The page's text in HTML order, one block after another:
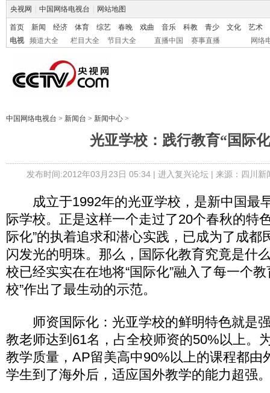
央视网 中国网络电视台 网站地图
首页 新闻 经济 体育 综艺 春晚 戏曲 音乐 科教 青少 文化
艺术
电视
频道大全 栏目大全 节目大全 直播中国 赛事直播 网络
中国网络电视台 > 新闻台 > 新闻中心 >
光亚学校：践行教育“国际
发布时间:2012年03月23日 05:34 | 进入复兴论坛 | 来源：四川
成立于1992年的光亚学校，是新中国最
际学校。正是这样一个走过了20个春秋的特
际化”的执着追求和潜心实践，已成为了成都
闪发光的明珠。那么，国际化教育究竟是什
校已经实实在在地将“国际化”融入了每一个
校”作出了最生动的示范。
师资国际化：光亚学校的鲜明特色就是
教老师达到61名，占全校师资的50%以上。
教学质量，AP留美高中90%以上的课程都由
学生到了海外后，适应国外教学的能力超强